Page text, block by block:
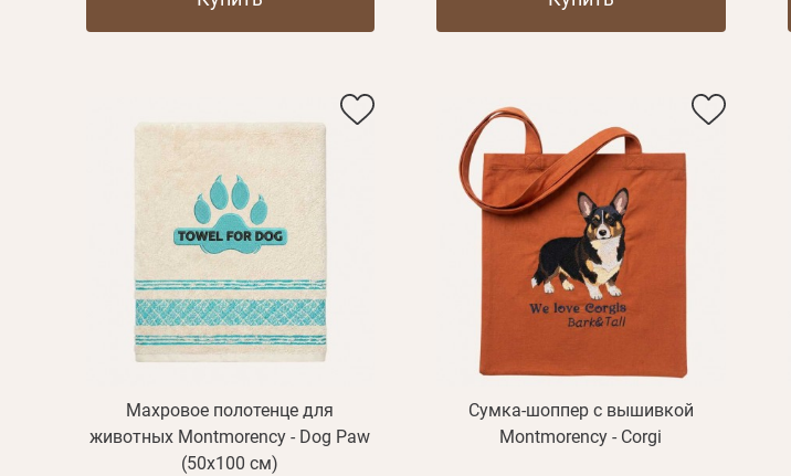
Махровое полотенце для
животных Montmorency - Dog Paw
(50x100 см)
Сумка-шоппер с вышивкой
Montmorency - Corgi